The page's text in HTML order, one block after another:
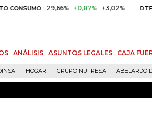
29,66% +0,87% +3,02% DTF 10,34%
ANÁLISIS ASUNTOS LEGALES CAJA
HOGAR GRUPO NUTRESA ABELARDO